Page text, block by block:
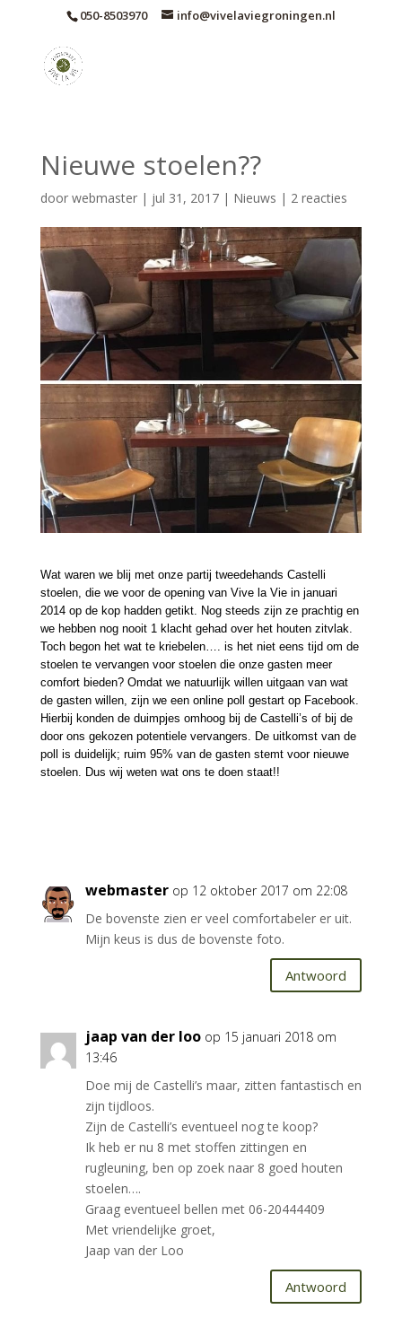
050-8503970 info@vivelaviegroningen.nl
Nieuwe stoelen??
door webmaster| jul 31, 2017| Nieuws | 2 reacties
Wat waren we blij met onze partij tweedehands Castelli
stoelen, die we voor de opening van Vive la Vie in januari
2014 op de kop hadden getikt. Nog steeds zijn ze prachtig en
we hebben nog nooit 1 klacht gehad over het houten zitvlak.
Toch begon het wat te kriebelen…. is het niet eens tijd om de
stoelen te vervangen voor stoelen die onze gasten meer
comfort bieden? Omdat we natuurlijk willen uitgaan van wat
de gasten willen, zijn we een online poll gestart op Facebook.
Hierbij konden de duimpjes omhoog bij de Castelli’s of bij de
door ons gekozen potentiele vervangers. De uitkomst van de
poll is duidelijk; ruim 95% van de gasten stemt voor nieuwe
stoelen. Dus wij weten wat ons te doen staat!!
webmaster op 12 oktober 2017 om 22:08
De bovenste zien er veel comfortabeler er uit.
Mijn keus is dus de bovenste foto.
Antwoord
jaap van der loo op 15 januari 2018 om
13:46
Doe mij de Castelli’s maar, zitten fantastisch en
zijn tijdloos.
Zijn de Castelli’s eventueel nog te koop?
Ik heb er nu 8 met stoffen zittingen en
rugleuning, ben op zoek naar 8 goed houten
stoelen….
Graag eventueel bellen met 06-20444409
Met vriendelijke groet,
Jaap van der Loo
Antwoord